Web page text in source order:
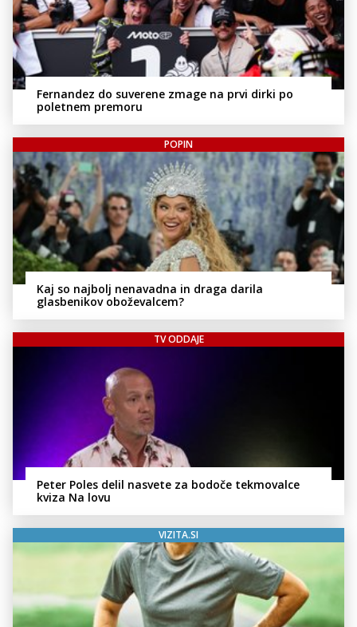
Fernandez do suverene zmage na prvi dirki po
poletnem premoru
POPIN
Kaj so najbolj nenavadna in draga darila
glasbenikov oboževalcem?
TV ODDAJE
Peter Poles delil nasvete za bodoče tekmovalce
kviza Na lovu
VIZITA.SI